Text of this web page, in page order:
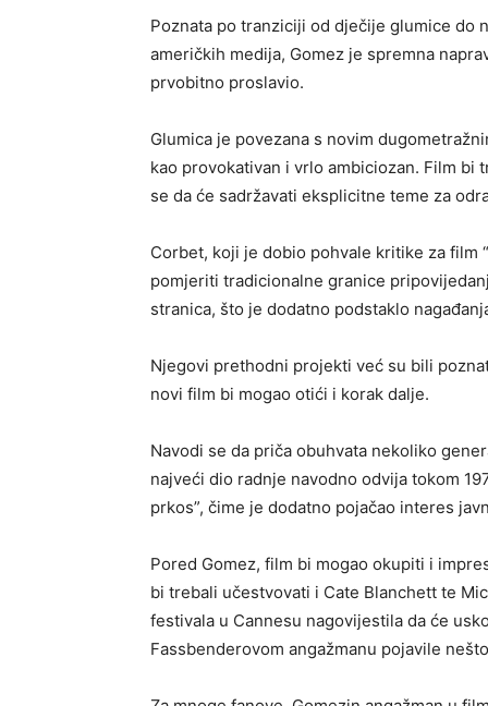
Poznata po tranziciji od dječije glumice do
američkih medija, Gomez je spremna
prvobitno proslavio.
Glumica je povezana s novim
kao provokativan i vrlo ambiciozan. Film bi
se da će sadržavati eksplicitne teme za
Corbet, koji je dobio pohvale kritike za film
pomjeriti tradicionalne granice
stranica, što je dodatno podstaklo
Njegovi prethodni projekti već su bili
novi film bi mogao otići i korak dalje.
Navodi se da priča obuhvata nekoliko
najveći dio radnje navodno odvija tokom
prkos”, čime je dodatno pojačao interes
Pored Gomez, film bi mogao okupiti i
bi trebali učestvovati i Cate Blanchett te
festivala u Cannesu nagovijestila da će
Fassbenderovom angažmanu pojavile